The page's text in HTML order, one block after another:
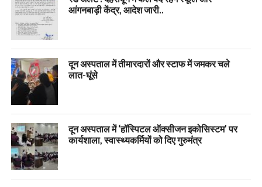
आंगनबाड़ी केंद्र, आदेश जारी..
दून अस्पताल में तीमारदारों और स्टाफ में जमकर चले
लात-घूंसे
दून अस्पताल में ‘हॉस्पिटल ऑक्सीजन इकोसिस्टम’ पर
कार्यशाला, स्वास्थ्यकर्मियों को दिए गुरुमंत्र